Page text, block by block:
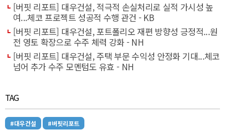
[버핏 리포트] 대우건설, 적극적 손실처리로 실적 가시성 높
여...체코 프로젝트 성공적 수행 관건 - KB
[버핏 리포트] 대우건설, 포트폴리오 재편 방향성 긍정적...원
전 영토 확장으로 수주 체력 강화 - NH
[버핏 리포트] 대우건설, 주택 부문 수익성 안정화 기대...체코
넘어 추가 수주 모멘텀도 유효 - NH
TAG
#대우건설 #버핏리포트